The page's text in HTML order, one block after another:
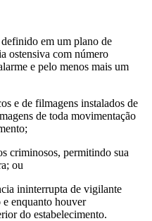
em um plano de
ostensiva com número
e pelo menos mais um
e de filmagens instalados de
de toda movimentação
criminosos, permitindo sua
ou
ininterrupta de vigilante
enquanto houver
do estabelecimento.